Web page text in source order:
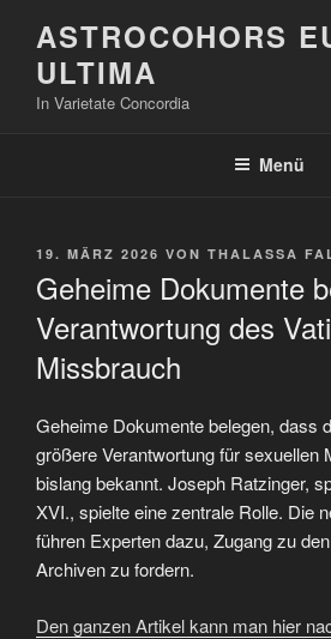
Inhalt
springen
ASTROCOHORS
ULTIMA
In Varietate Concordia
Menü
VERÖFFENTLICHT
19. MÄRZ 2026 VON THALASSA
Geheime Dokumente
Verantwortung des
Missbrauch
Geheime Dokumente belegen, dass
größere Verantwortung für sexuellen
bislang bekannt. Joseph Ratzinger,
XVI., spielte eine zentrale Rolle. Die
führen Experten dazu, Zugang zu
Archiven zu fordern.
Den ganzen Artikel kann man hier